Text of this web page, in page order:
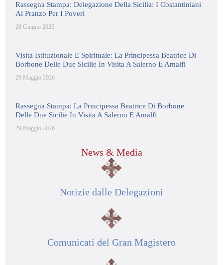
Rassegna Stampa: Delegazione Della Sicilia: I Costantiniani
Al Pranzo Per I Poveri
28 Giugno 2026
Visita Istituzionale E Spirituale: La Principessa Beatrice Di
Borbone Delle Due Sicilie In Visita A Salerno E Amalfi
29 Maggio 2026
Rassegna Stampa: La Principessa Beatrice Di Borbone
Delle Due Sicilie In Visita A Salerno E Amalfi
29 Maggio 2026
News & Media
Notizie dalle Delegazioni
Comunicati del Gran Magistero